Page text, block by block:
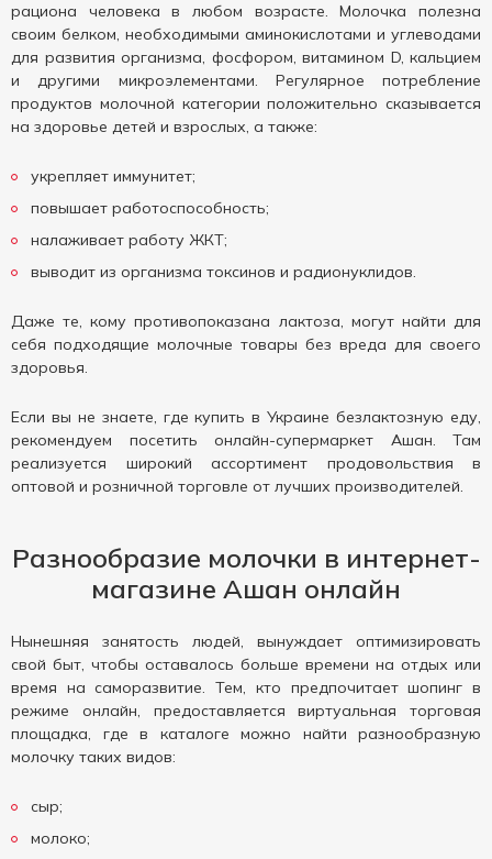
рациона человека в любом возрасте. Молочка полезна
своим белком, необходимыми аминокислотами и углеводами
для развития организма, фосфором, витамином D, кальцием
и другими микроэлементами. Регулярное потребление
продуктов молочной категории положительно сказывается
на здоровье детей и взрослых, а также:
укрепляет иммунитет;
повышает работоспособность;
налаживает работу ЖКТ;
выводит из организма токсинов и радионуклидов.
Даже те, кому противопоказана лактоза, могут найти для
себя подходящие молочные товары без вреда для своего
здоровья.
Если вы не знаете, где купить в Украине безлактозную еду,
рекомендуем посетить онлайн-супермаркет Ашан. Там
реализуется широкий ассортимент продовольствия в
оптовой и розничной торговле от лучших производителей.
Разнообразие молочки в интернет-
магазине Ашан онлайн
Нынешняя занятость людей, вынуждает оптимизировать
свой быт, чтобы оставалось больше времени на отдых или
время на саморазвитие. Тем, кто предпочитает шопинг в
режиме онлайн, предоставляется виртуальная торговая
площадка, где в каталоге можно найти разнообразную
молочку таких видов:
сыр;
молоко;